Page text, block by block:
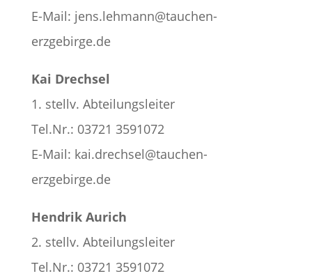
E-Mail: jens.lehmann@tauchen-
erzgebirge.de
Kai Drechsel
1. stellv. Abteilungsleiter
Tel.Nr.: 03721 3591072
E-Mail: kai.drechsel@tauchen-
erzgebirge.de
Hendrik Aurich
2. stellv. Abteilungsleiter
Tel.Nr.: 03721 3591072